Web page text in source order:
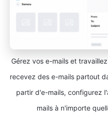
Gérez vos e-mails et
recevez des e-mails partout
partir d'e-mails, configurez
mails à n'importe